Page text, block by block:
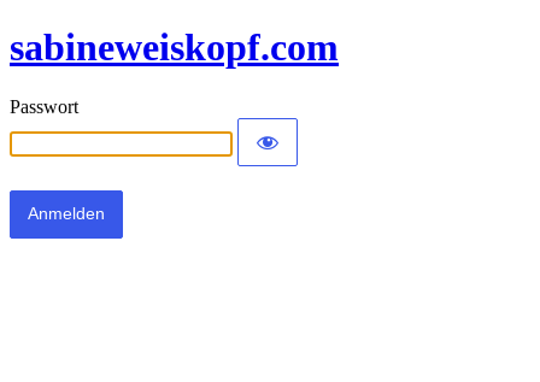
sabineweiskopf.com
Passwort